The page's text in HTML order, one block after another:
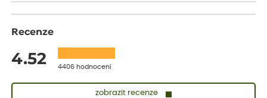
Recenze
4.52 4406 hodnocení
zobrazit recenze